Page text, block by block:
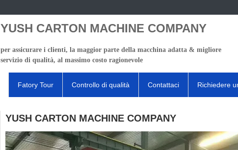
YUSH CARTON MACHINE COMPANY
per assicurare i clienti, la maggior parte della macchina adatta & migliore
servizio di qualità, al massimo costo ragionevole
Fatory Tour Controllo di qualità Contattaci Richiedere
YUSH CARTON MACHINE COMPANY